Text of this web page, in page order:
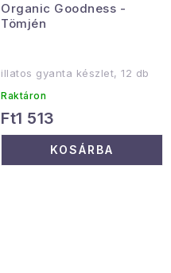
Organic Goodness -
Tömjén
illatos gyanta készlet, 12 db
Raktáron
Ft1 513
KOSÁRBA